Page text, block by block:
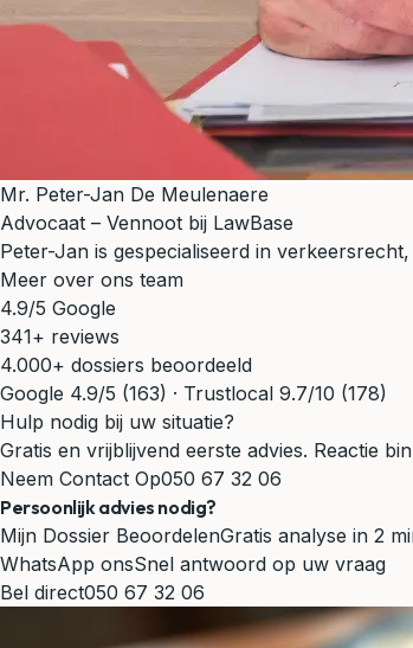
Mr. Peter-Jan De Meulenaere
Advocaat – Vennoot bij LawBase
Peter-Jan is gespecialiseerd in
Meer over ons team
4.9/5 Google
341+ reviews
4.000+ dossiers beoordeeld
Google 4.9/5 (163) · Trustlocal 9.7/10 (178)
Hulp nodig bij uw situatie?
Gratis en vrijblijvend eerste advies. Reactie
Neem Contact Op050 67 32 06
Persoonlijk advies nodig?
Mijn Dossier BeoordelenGratis analyse in 2
WhatsApp onsSnel antwoord op uw vraag
Bel direct050 67 32 06